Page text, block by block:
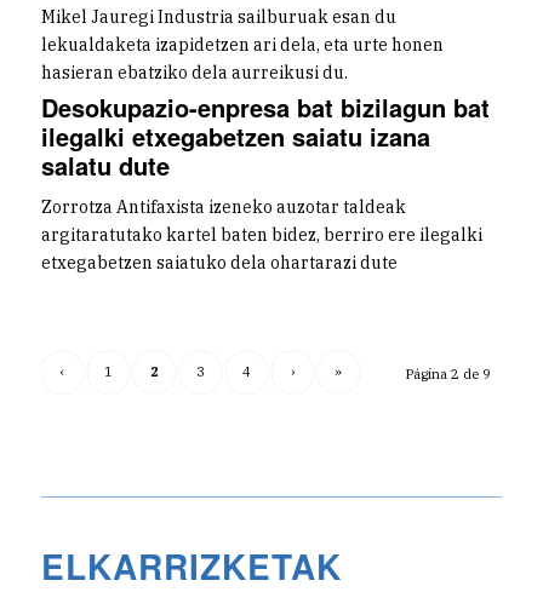
Mikel Jauregi Industria sailburuak esan du
lekualdaketa izapidetzen ari dela, eta urte honen
hasieran ebatziko dela aurreikusi du.
Desokupazio-enpresa bat bizilagun bat
ilegalki etxegabetzen saiatu izana
salatu dute
Zorrotza Antifaxista izeneko auzotar taldeak
argitaratutako kartel baten bidez, berriro ere ilegalki
etxegabetzen saiatuko dela ohartarazi dute
Página 2 de 9
‹ 1 2 3 4 › »
ELKARRIZKETAK